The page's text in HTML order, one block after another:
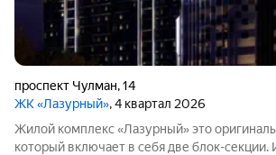
проспект Чулман,14
ЖК «Лазурный», 4 квартал 2026
Жилой комплекс «Лазурный» это оригинальный проект,
который включает в себя две блок-секции.